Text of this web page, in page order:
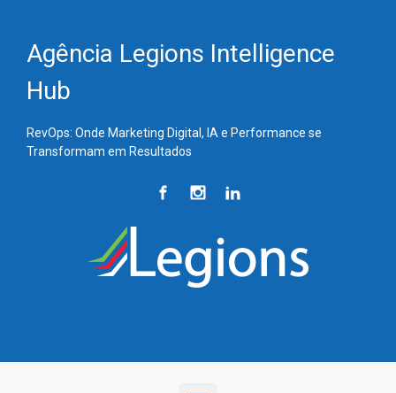
Agência Legions Intelligence
Hub
RevOps: Onde Marketing Digital, IA e Performance se
Transformam em Resultados